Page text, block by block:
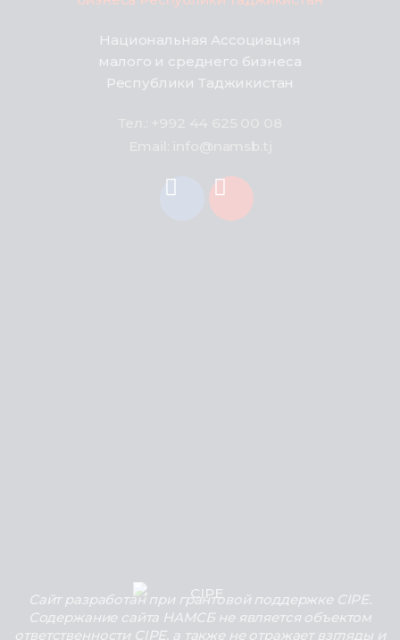
Национальная Ассоциация
малого и среднего бизнеса
Республики Таджикистан
Сайт разработан при грантовой поддержке CIPE.
Содержание сайта НАМСБ не является объектом
ответственности CIPE, а также не отражает взгляды и